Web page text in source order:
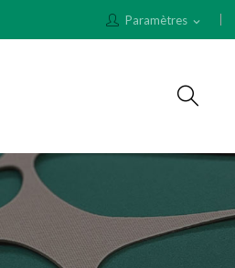
Paramètres expand_more